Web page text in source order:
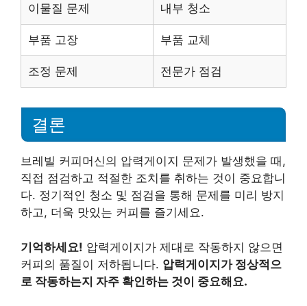
이물질 문제 내부 청소
부품 고장 부품 교체
조정 문제 전문가 점검
결론
브레빌 커피머신의 압력게이지 문제가 발생했을 때,
직접 점검하고 적절한 조치를 취하는 것이 중요합니
다. 정기적인 청소 및 점검을 통해 문제를 미리 방지
하고, 더욱 맛있는 커피를 즐기세요.
기억하세요! 압력게이지가 제대로 작동하지 않으면
커피의 품질이 저하됩니다. 압력게이지가 정상적으
로 작동하는지 자주 확인하는 것이 중요해요.